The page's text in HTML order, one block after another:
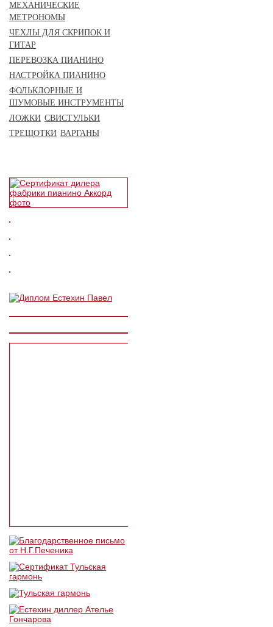
МЕХАНИЧЕСКИЕ
МЕТРОНОМЫ
ЧЕХЛЫ ДЛЯ СКРИПОК И
ГИТАР
ПЕРЕВОЗКА ПИАНИНО
НАСТРОЙКА ПИАНИНО
ФОЛЬКЛОРНЫЕ И
ШУМОВЫЕ ИНСТРУМЕНТЫ
ЛОЖКИ СВИСТУЛЬКИ
ТРЕЩОТКИ ВАРГАНЫ